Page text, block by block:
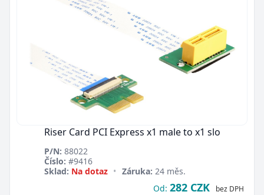
Riser Card PCI Express x1 male to x1 slo
P/N: 88022
Číslo: #9416
Sklad: Na dotaz • Záruka: 24 měs.
Od: 282 CZK bez DPH